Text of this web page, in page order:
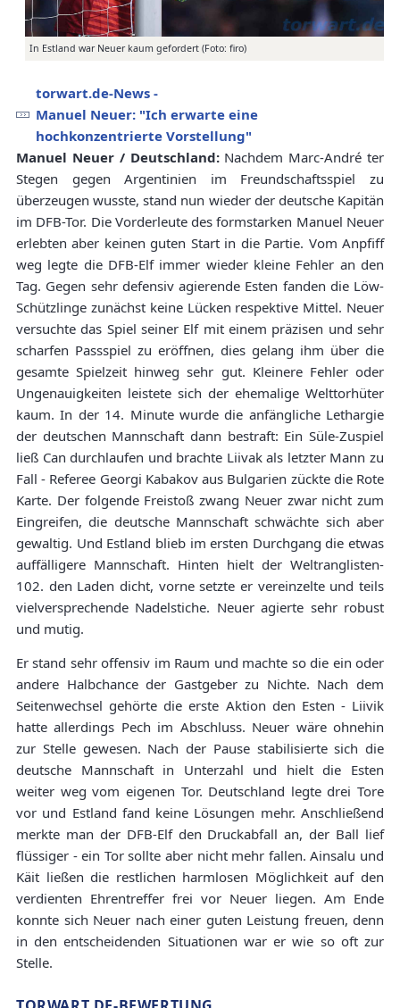
In Estland war Neuer kaum gefordert (Foto: firo)
torwart.de-News -
Manuel Neuer: "Ich erwarte eine
hochkonzentrierte Vorstellung"
Manuel Neuer / Deutschland: Nachdem Marc-André ter
Stegen gegen Argentinien im Freundschaftsspiel zu
überzeugen wusste, stand nun wieder der deutsche Kapitän
im DFB-Tor. Die Vorderleute des formstarken Manuel Neuer
erlebten aber keinen guten Start in die Partie. Vom Anpfiff
weg legte die DFB-Elf immer wieder kleine Fehler an den
Tag. Gegen sehr defensiv agierende Esten fanden die Löw-
Schützlinge zunächst keine Lücken respektive Mittel. Neuer
versuchte das Spiel seiner Elf mit einem präzisen und sehr
scharfen Passspiel zu eröffnen, dies gelang ihm über die
gesamte Spielzeit hinweg sehr gut. Kleinere Fehler oder
Ungenauigkeiten leistete sich der ehemalige Welttorhüter
kaum. In der 14. Minute wurde die anfängliche Lethargie
der deutschen Mannschaft dann bestraft: Ein Süle-Zuspiel
ließ Can durchlaufen und brachte Liivak als letzter Mann zu
Fall - Referee Georgi Kabakov aus Bulgarien zückte die Rote
Karte. Der folgende Freistoß zwang Neuer zwar nicht zum
Eingreifen, die deutsche Mannschaft schwächte sich aber
gewaltig. Und Estland blieb im ersten Durchgang die etwas
auffälligere Mannschaft. Hinten hielt der Weltranglisten-
102. den Laden dicht, vorne setzte er vereinzelte und teils
vielversprechende Nadelstiche. Neuer agierte sehr robust
und mutig.
Er stand sehr offensiv im Raum und machte so die ein oder
andere Halbchance der Gastgeber zu Nichte. Nach dem
Seitenwechsel gehörte die erste Aktion den Esten - Liivik
hatte allerdings Pech im Abschluss. Neuer wäre ohnehin
zur Stelle gewesen. Nach der Pause stabilisierte sich die
deutsche Mannschaft in Unterzahl und hielt die Esten
weiter weg vom eigenen Tor. Deutschland legte drei Tore
vor und Estland fand keine Lösungen mehr. Anschließend
merkte man der DFB-Elf den Druckabfall an, der Ball lief
flüssiger - ein Tor sollte aber nicht mehr fallen. Ainsalu und
Käit ließen die restlichen harmlosen Möglichkeit auf den
verdienten Ehrentreffer frei vor Neuer liegen. Am Ende
konnte sich Neuer nach einer guten Leistung freuen, denn
in den entscheidenden Situationen war er wie so oft zur
Stelle.